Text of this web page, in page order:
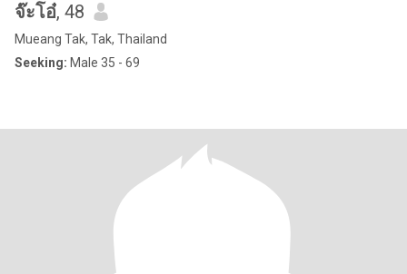
จ๊ะโอ๋, 48
Mueang Tak, Tak, Thailand
Seeking: Male 35 - 69